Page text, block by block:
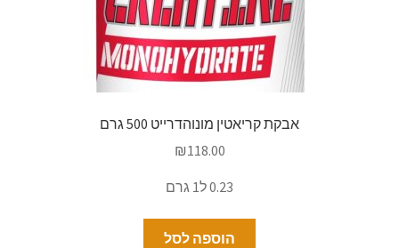
אבקת קריאטין מונוהדרייט 500 גרם
₪118.00
0.23 ל1 גרם
הוספה לסל